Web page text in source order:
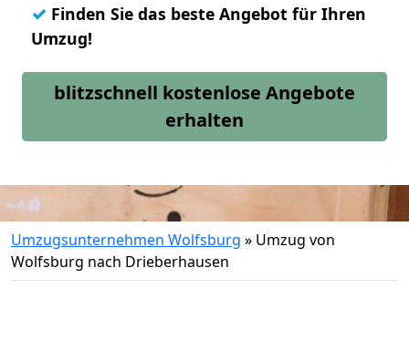
✓ Finden Sie das beste Angebot für Ihren
Umzug!
blitzschnell kostenlose Angebote
erhalten
Umzugsunternehmen Wolfsburg » Umzug von
Wolfsburg nach Drieberhausen